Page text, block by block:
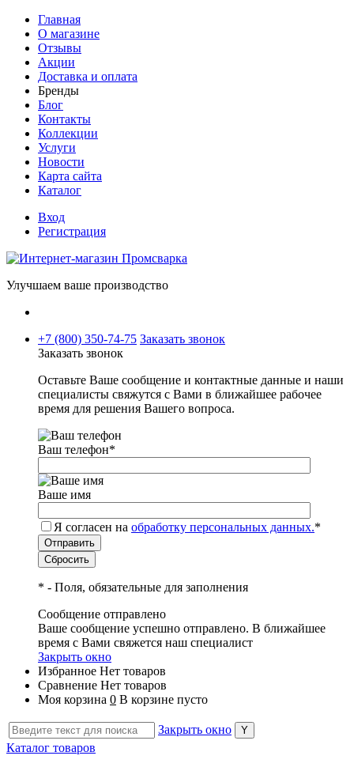
Главная
О магазине
Отзывы
Акции
Доставка и оплата
Бренды
Блог
Контакты
Коллекции
Услуги
Новости
Карта сайта
Каталог
Вход
Регистрация
Улучшаем ваше производство
+7 (800) 350-74-75 Заказать звонок
Заказать звонок
Оставьте Ваше сообщение и контактные данные и наши
специалисты свяжутся с Вами в ближайшее рабочее
время для решения Вашего вопроса.
Ваш телефон*
Ваше имя
Я согласен на обработку персональных данных.*
* - Поля, обязательные для заполнения
Сообщение отправлено
Ваше сообщение успешно отправлено. В ближайшее
время с Вами свяжется наш специалист
Закрыть окно
Избранное Нет товаров
Сравнение Нет товаров
Моя корзина 0 В корзине пусто
Закрыть окно
Каталог товаров